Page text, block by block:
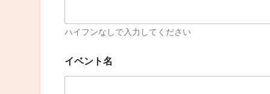
ハイフンなしで入力してください
イベント名